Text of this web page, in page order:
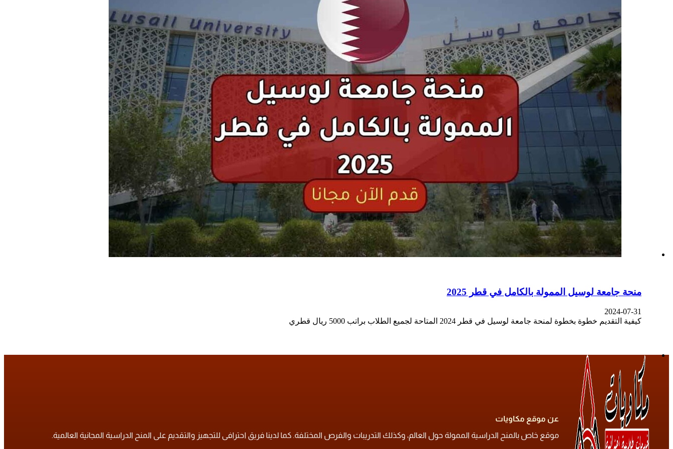
منحة جامعة لوسيل الممولة بالكامل في قطر 2025
2024-07-31
كيفية التقديم خطوة بخطوة لمنحة جامعة لوسيل في قطر 2024 المتاحة لجميع الطلاب براتب 5000 ريال قطري
عن موقع مكاويات
موقع خاص بالمنح الدراسية الممولة حول العالم، وكذلك التدريبات والفرص المختلفة. كما لدينا فريق احترافى للتجهيز والتقديم على المنح الدراسية المجانية العالمية.